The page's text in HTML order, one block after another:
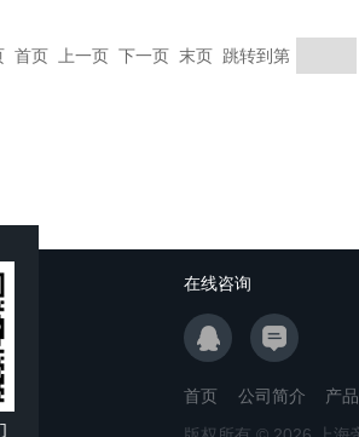
首页 上一页 下一页 末页 跳转到第
在线咨询
首页 公司简介 产